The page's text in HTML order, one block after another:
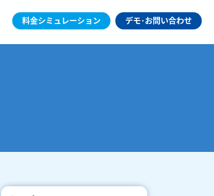
料金シミュレーション デモ･お問い合わせ